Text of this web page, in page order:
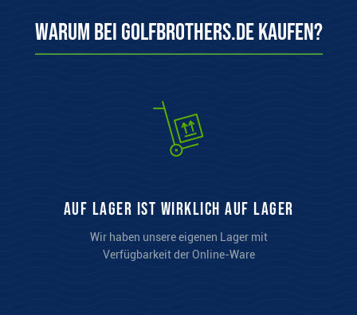
Warum bei Golfbrothers.de kaufen?
auf Lager ist wirklich auf Lager
Wir haben unsere eigenen Lager mit
Verfügbarkeit der Online-Ware